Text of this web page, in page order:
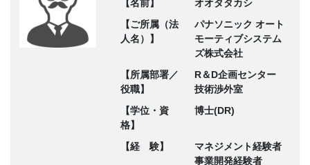
【名前】
オオタタカシ
【ご所属（法
人名）】
パナソニック オート
モーティブシステム
ズ株式会社
【所属部署／
役職】
R＆D企画センター
技術渉外室
【学位・資
格】
博士(DR)
【経 験】
マネジメント経験者
事業開発経験者